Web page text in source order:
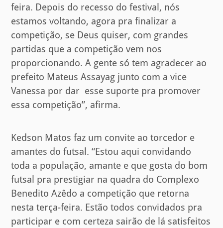
feira. Depois do recesso do festival, nós
estamos voltando, agora pra finalizar a
competição, se Deus quiser, com grandes
partidas que a competição vem nos
proporcionando. A gente só tem agradecer ao
prefeito Mateus Assayag junto com a vice
Vanessa por dar esse suporte pra promover
essa competição”, afirma.
Kedson Matos faz um convite ao torcedor e
amantes do futsal. “Estou aqui convidando
toda a população, amante e que gosta do bom
futsal pra prestigiar na quadra do Complexo
Benedito Azêdo a competição que retorna
nesta terça-feira. Estão todos convidados pra
participar e com certeza sairão de lá satisfeitos